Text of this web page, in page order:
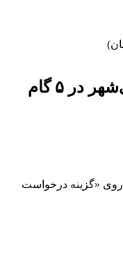
۵ گام
«گزینه درخواست